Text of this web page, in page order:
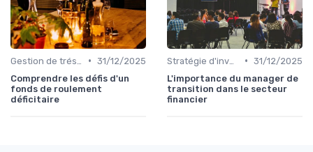
• 31/12/2025
Comprendre les défis d'un
fonds de roulement
déficitaire
• 31/12/2025
L'importance du manager de
transition dans le secteur
financier